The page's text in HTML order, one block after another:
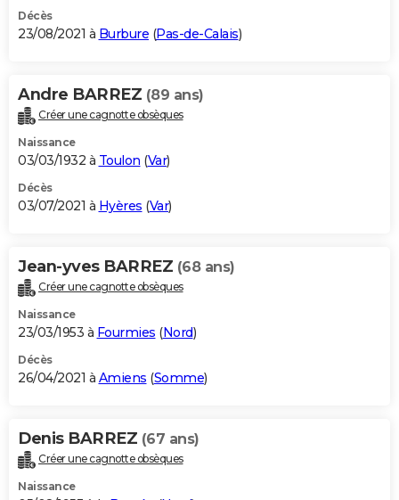
Décès
23/08/2021 à Burbure (Pas-de-Calais)
Andre BARREZ (89 ans)
Créer une cagnotte obsèques
Naissance
03/03/1932 à Toulon (Var)
Décès
03/07/2021 à Hyères (Var)
Jean-yves BARREZ (68 ans)
Créer une cagnotte obsèques
Naissance
23/03/1953 à Fourmies (Nord)
Décès
26/04/2021 à Amiens (Somme)
Denis BARREZ (67 ans)
Créer une cagnotte obsèques
Naissance